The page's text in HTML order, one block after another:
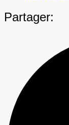
Partager: